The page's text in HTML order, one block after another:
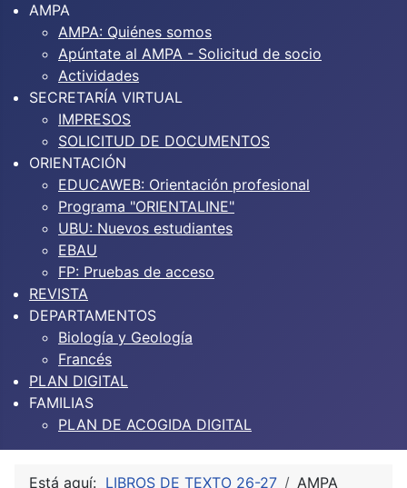
AMPA
AMPA: Quiénes somos
Apúntate al AMPA - Solicitud de socio
Actividades
SECRETARÍA VIRTUAL
IMPRESOS
SOLICITUD DE DOCUMENTOS
ORIENTACIÓN
EDUCAWEB: Orientación profesional
Programa "ORIENTALINE"
UBU: Nuevos estudiantes
EBAU
FP: Pruebas de acceso
REVISTA
DEPARTAMENTOS
Biología y Geología
Francés
PLAN DIGITAL
FAMILIAS
PLAN DE ACOGIDA DIGITAL
Está aquí: LIBROS DE TEXTO 26-27
AMPA